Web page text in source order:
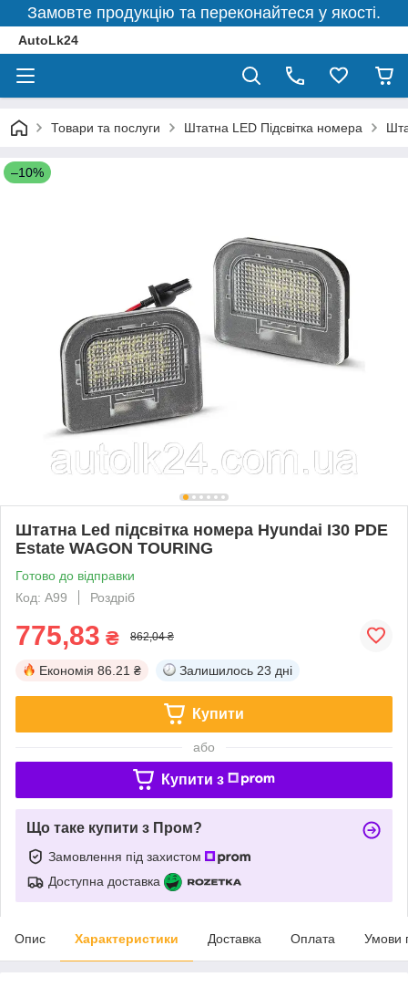
Замовте продукцію та переконайтеся у якості.
AutoLk24
Товари та послуги Штатна LED Підсвітка номера
–10%
Штатна Led підсвітка номера Hyundai I30 PDE
Estate WAGON TOURING
Готово до відправки
Код: A99
Роздріб
775,83 ₴ 862,04 ₴
Економія 86.21 ₴ Залишилось 23 дні
Купити
або
Купити з
Що таке купити з Пром?
Замовлення під захистом
Доступна доставка
Опис Характеристики Доставка Оплата Умови